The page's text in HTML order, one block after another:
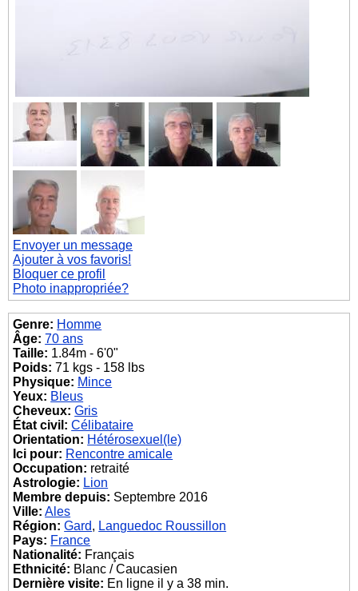
Envoyer un message
Ajouter à vos favoris!
Bloquer ce profil
Photo inappropriée?
Genre: Homme
Âge: 70 ans
Taille: 1.84m - 6'0"
Poids: 71 kgs - 158 lbs
Physique: Mince
Yeux: Bleus
Cheveux: Gris
État civil: Célibataire
Orientation: Hétérosexuel(le)
Ici pour: Rencontre amicale
Occupation: retraité
Astrologie: Lion
Membre depuis: Septembre 2016
Ville: Ales
Région: Gard, Languedoc Roussillon
Pays: France
Nationalité: Français
Ethnicité: Blanc / Caucasien
Dernière visite: En ligne il y a 38 min.